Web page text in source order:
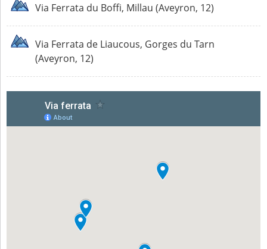
Via Ferrata du Boffi, Millau (Aveyron, 12)
Via Ferrata de Liaucous, Gorges du Tarn
(Aveyron, 12)